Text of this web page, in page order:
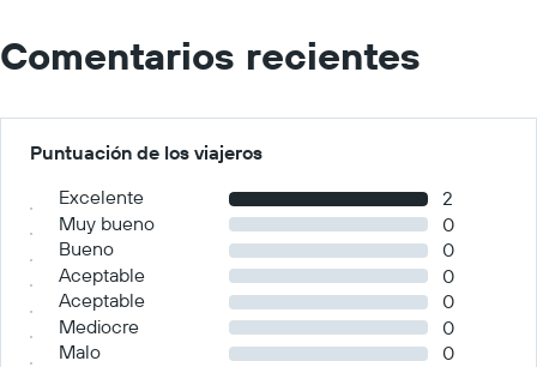
Comentarios recientes
Puntuación de los viajeros
Excelente
2
Muy bueno
0
Bueno
0
Aceptable
0
Aceptable
0
Mediocre
0
Malo
0